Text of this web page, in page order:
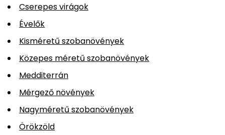
Cserepes virágok
Évelők
Kisméretű szobanövények
Közepes méretű szobanövények
Medditerrán
Mérgező növények
Nagyméretű szobanövények
Örökzöld